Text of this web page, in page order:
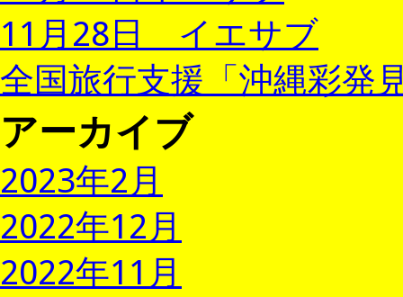
11月28日 イエサブ
全国旅行支援「沖縄彩発
アーカイブ
2023年2月
2022年12月
2022年11月